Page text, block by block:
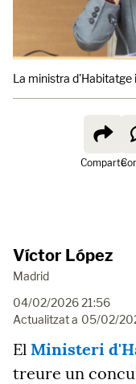
La ministra d'Habitatge
Comparte
Víctor López
Madrid
04/02/2026 21:56
Actualitzat a 05/02/
El Ministeri
treure un